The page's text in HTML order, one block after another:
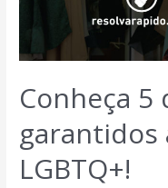
Conheça
garantidos
LGBTQ+!